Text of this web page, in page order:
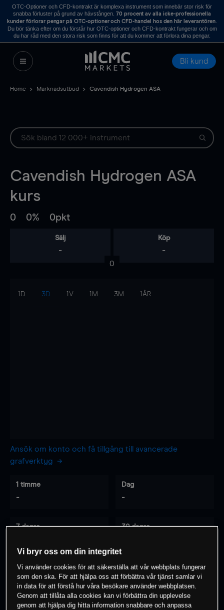
OTC-Optioner och CFD-kontrakt är komplexa instrument som innebär stor risk för
snabba förluster på grund av hävstången. 70 procent av alla icke-professionella
kunder förlorar pengar på OTC-optioner och CFD-handel hos den här leverantören.
Du bör tänka efter om du förstår hur OTC-optioner och CFD-kontrakt fungerar och om
du har råd med den stora risk som finns för att du kommer att förlora dina pengar.
Bli kund
Home Marknadsutbud Cavendish Hydrogen ASA
Cavendish Hydrogen ASA
kurs
0 0% 0pkt
Sälj
-
Köp
-
0
1D 3D 1V 1M 3M 1ÅR
Ansök om konto och få tillgång till avancerade
grafverktyg
1 timme
-
Dag
-
7 dagar 30 dagar
0% av kunderna har en position i detta
instrument
Vi bryr oss om din integritet
Vi använder cookies för att säkerställa att vår webbplats fungerar
som den ska. För att hjälpa oss att förbättra vår tjänst samlar vi
in data för att förstå hur våra besökare använder webbplatsen.
Genom att tillåta alla cookies kan vi förbättra din upplevelse
genom att hjälpa dig hitta information snabbare och anpassa